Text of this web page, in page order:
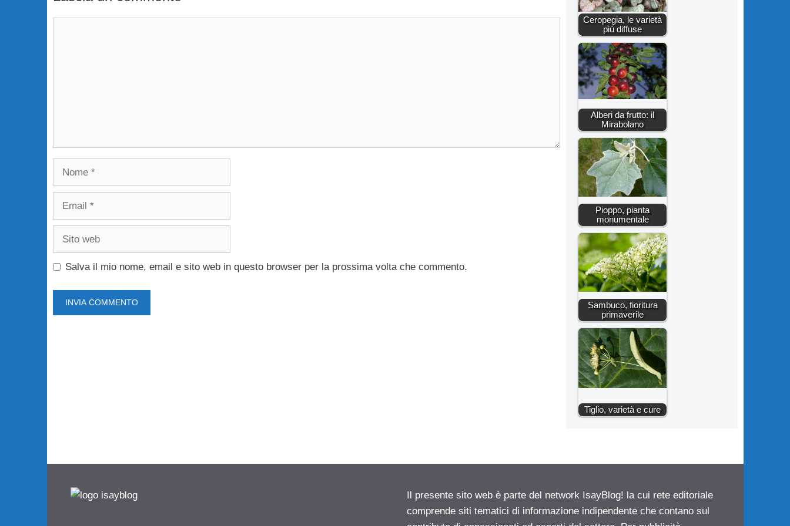
Nome
Email
Sito
Salva il mio nome, email e sito web in questo browser per la prossima volta che commento.
Ceropegia, le varietà
più diffuse
Alberi da frutto: il
Mirabolano
Pioppo, pianta
monumentale
Sambuco, fioritura
primaverile
Tiglio, varietà e cure
Il presente sito web è parte del network IsayBlog! la cui rete editoriale
comprende siti tematici di informazione indipendente che contano sul